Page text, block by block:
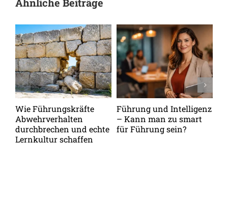
Ähnliche Beiträge
Wie Führungskräfte
Abwehrverhalten
durchbrechen und echte
Lernkultur schaffen
Führung und Intelligenz
– Kann man zu smart
für Führung sein?